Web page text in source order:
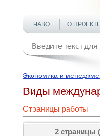
ЧАВО О ПРОЕКТЕ
Экономика и
Виды
Страницы работы
2 страницы